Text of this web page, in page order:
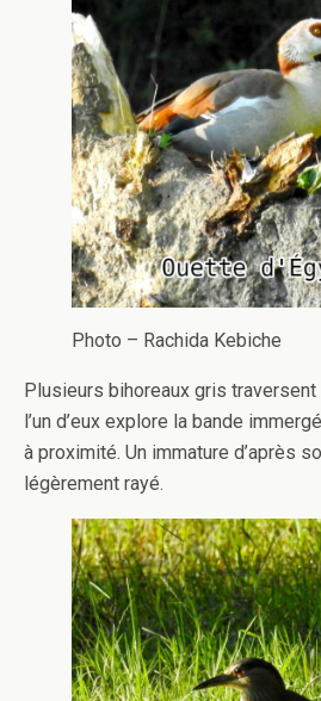
Photo – Rachida Kebiche
Plusieurs bihoreaux gris traversent
l’un d’eux explore la bande
à proximité. Un immature d’après
légèrement rayé.